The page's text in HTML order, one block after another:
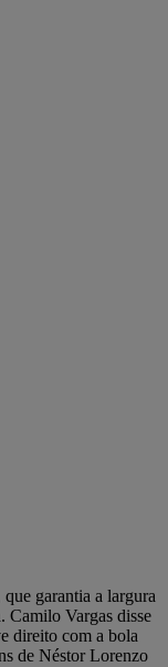
garantia a largura
Camilo Vargas disse
direito com a bola
de Néstor Lorenzo